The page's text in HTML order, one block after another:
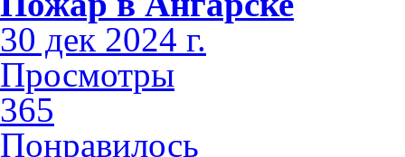
30 дек 2024 г.
Просмотры
365
Понравилось